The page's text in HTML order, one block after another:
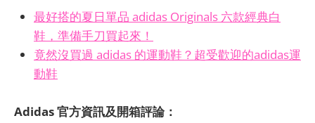
最好搭的夏日單品 adidas Originals 六款經典白
鞋，準備手刀買起來！
竟然沒買過 adidas 的運動鞋？超受歡迎的adidas運
動鞋
Adidas 官方資訊及開箱評論：